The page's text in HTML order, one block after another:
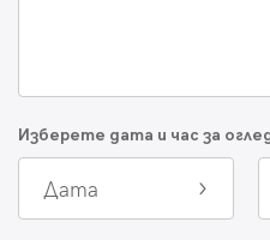
Изберете дата и час за
Дата